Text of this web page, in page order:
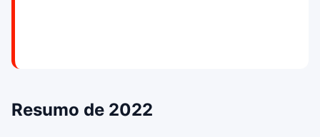
Resumo de 2022